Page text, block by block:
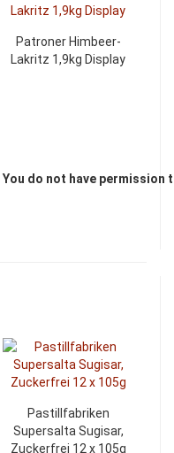
the prices
Patroner Himbeer-
Lakritz 1,9kg Display
You do not have permission
Pastillfabriken
Supersalta Sugisar,
Zuckerfrei 12 x 105g